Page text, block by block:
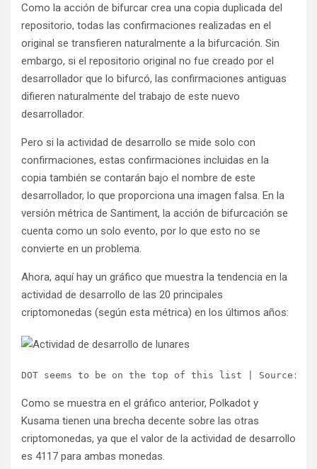
Como la acción de bifurcar crea una copia duplicada del
repositorio, todas las confirmaciones realizadas en el
original se transfieren naturalmente a la bifurcación. Sin
embargo, si el repositorio original no fue creado por el
desarrollador que lo bifurcó, las confirmaciones antiguas
difieren naturalmente del trabajo de este nuevo
desarrollador.
Pero si la actividad de desarrollo se mide solo con
confirmaciones, estas confirmaciones incluidas en la
copia también se contarán bajo el nombre de este
desarrollador, lo que proporciona una imagen falsa. En la
versión métrica de Santiment, la acción de bifurcación se
cuenta como un solo evento, por lo que esto no se
convierte en un problema.
Ahora, aquí hay un gráfico que muestra la tendencia en la
actividad de desarrollo de las 20 principales
criptomonedas (según esta métrica) en los últimos años:
DOT seems to be on the top of this list | Source:
Como se muestra en el gráfico anterior, Polkadot y
Kusama tienen una brecha decente sobre las otras
criptomonedas, ya que el valor de la actividad de desarrollo
es 4117 para ambas monedas.